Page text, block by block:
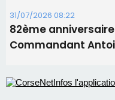
31/07/2026 08:22
82ème
Commandant